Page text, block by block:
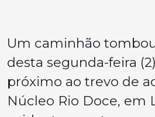
Um caminhão
desta segunda-feira
próximo ao trevo de
Núcleo Rio Doce, em